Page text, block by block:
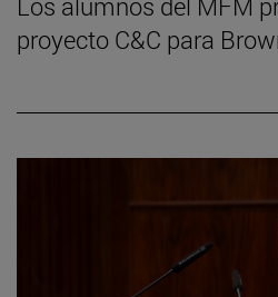
proyecto C&C para